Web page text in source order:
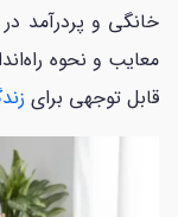
خانگی و پردرآمد در
معایب و نحوه
قابل توجهی برای